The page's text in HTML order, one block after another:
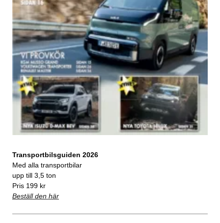
Transportbilsguiden 2026
Med alla transportbilar
upp till 3,5 ton
Pris 199 kr
Beställ den här